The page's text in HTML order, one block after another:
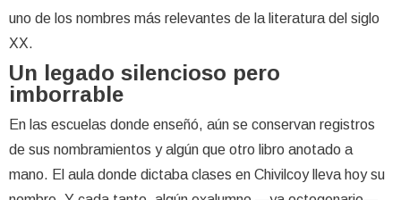
uno de los nombres más relevantes de la literatura del siglo
XX.
Un legado silencioso pero
imborrable
En las escuelas donde enseñó, aún se conservan registros
de sus nombramientos y algún que otro libro anotado a
mano. El aula donde dictaba clases en Chivilcoy lleva hoy su